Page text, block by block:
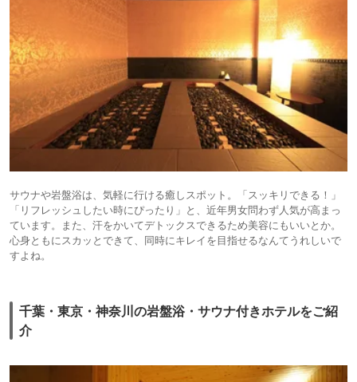
サウナや岩盤浴は、気軽に行ける癒しスポット。「スッキリできる！」
「リフレッシュしたい時にぴったり」と、近年男女問わず人気が高まっ
ています。また、汗をかいてデトックスできるため美容にもいいとか。
心身ともにスカッとできて、同時にキレイを目指せるなんてうれしいで
すよね。
千葉・東京・神奈川の岩盤浴・サウナ付きホテルをご紹
介